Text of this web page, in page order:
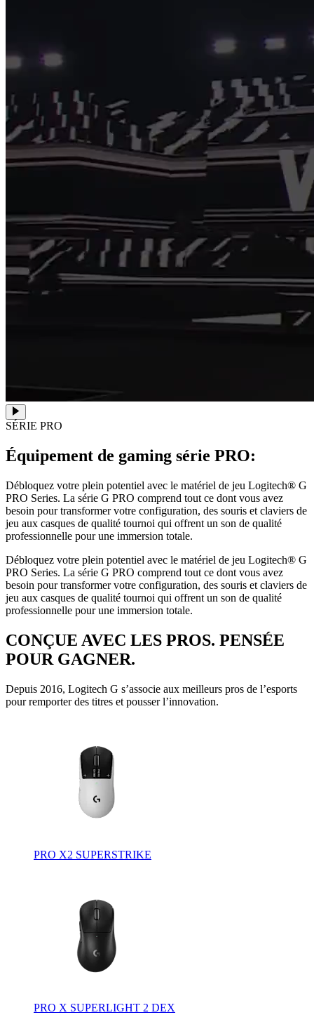
SÉRIE PRO
Équipement de gaming série PRO:
Débloquez votre plein potentiel avec le matériel de jeu Logitech® G
PRO Series. La série G PRO comprend tout ce dont vous avez
besoin pour transformer votre configuration, des souris et claviers de
jeu aux casques de qualité tournoi qui offrent un son de qualité
professionnelle pour une immersion totale.
Débloquez votre plein potentiel avec le matériel de jeu Logitech® G
PRO Series. La série G PRO comprend tout ce dont vous avez
besoin pour transformer votre configuration, des souris et claviers de
jeu aux casques de qualité tournoi qui offrent un son de qualité
professionnelle pour une immersion totale.
CONÇUE AVEC LES PROS. PENSÉE
POUR GAGNER.
Depuis 2016, Logitech G s’associe aux meilleurs pros de l’esports
pour remporter des titres et pousser l’innovation.
PRO X2 SUPERSTRIKE
PRO X SUPERLIGHT 2 DEX